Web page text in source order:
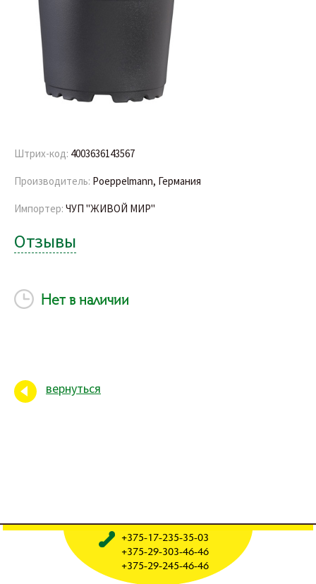
Штрих-код: 4003636143567
Производитель: Poeppelmann, Германия
Импортер: ЧУП "ЖИВОЙ МИР"
Отзывы
Нет в наличии
вернуться
+375-17-235-35-03
+375-29-303-46-46
+375-29-245-46-46